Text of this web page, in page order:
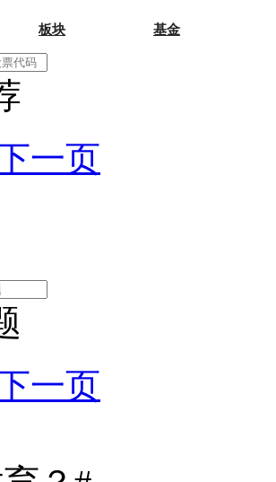
板块 基金
一页
一页